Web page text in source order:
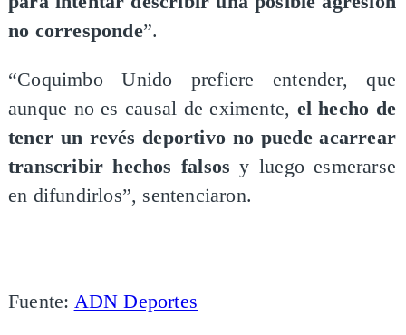
no corresponde”.
“Coquimbo Unido prefiere entender, que
aunque no es causal de eximente, el hecho de
tener un revés deportivo no puede acarrear
transcribir hechos falsosy luego esmerarse
en difundirlos”, sentenciaron.
Fuente: ADN Deportes